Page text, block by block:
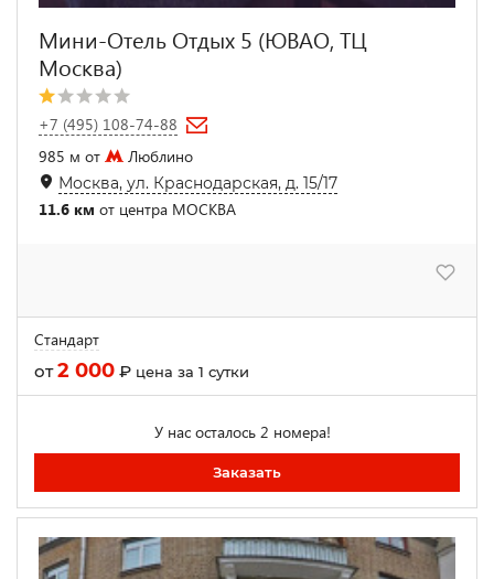
Мини-Отель Отдых 5 (ЮВАО, ТЦ
Москва)
+7 (495) 108-74-88
985 м от
Люблино
Москва, ул. Краснодарская, д. 15/17
11.6 км от центра МОСКВА
Стандарт
от2 000 ₽ цена за 1 сутки
У нас осталось 2 номера!
Заказать